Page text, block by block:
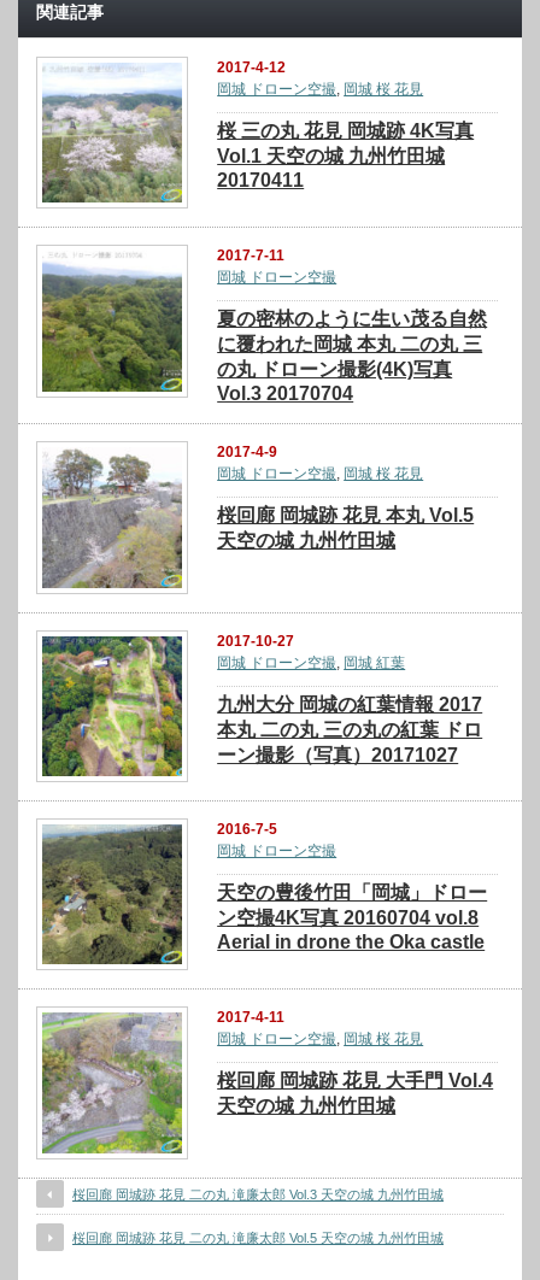
関連記事
2017-4-12
岡城 ドローン空撮, 岡城 桜 花見
桜 三の丸 花見 岡城跡 4K写真
Vol.1 天空の城 九州竹田城
20170411
2017-7-11
岡城 ドローン空撮
夏の密林のように生い茂る自然
に覆われた岡城 本丸 二の丸 三
の丸 ドローン撮影(4K)写真
Vol.3 20170704
2017-4-9
岡城 ドローン空撮, 岡城 桜 花見
桜回廊 岡城跡 花見 本丸 Vol.5
天空の城 九州竹田城
2017-10-27
岡城 ドローン空撮 岡城 紅葉
九州大分 岡城の紅葉情報 2017
本丸 二の丸 三の丸の紅葉 ドロ
ーン撮影（写真）20171027
2016-7-5
岡城 ドローン空撮
天空の豊後竹田「岡城」ドロー
ン空撮4K写真 20160704 vol.8
Aerial in drone the Oka castle
2017-4-11
岡城 ドローン空撮, 岡城 桜 花見
桜回廊 岡城跡 花見 大手門 Vol.4
天空の城 九州竹田城
桜回廊 岡城跡 花見 二の丸 滝廉太郎 Vol.3 天空の城 九州竹田城
桜回廊 岡城跡 花見 二の丸 滝廉太郎 Vol.5 天空の城 九州竹田城